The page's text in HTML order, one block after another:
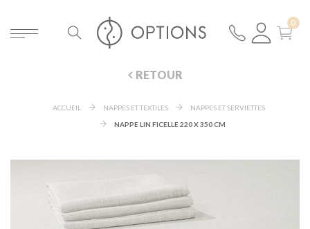
RETOUR
ACCUEIL NAPPES ET TEXTILES
NAPPES ET SERVIETTES
NAPPE LIN FICELLE 220 X 350 CM